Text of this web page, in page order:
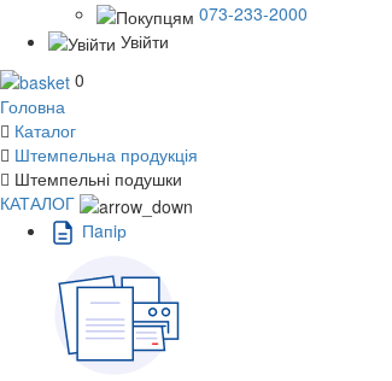
073-233-2000
Увійти
0
Головна
Каталог
Штемпельна продукція
Штемпельні подушки
КАТАЛОГ
Пaпiр